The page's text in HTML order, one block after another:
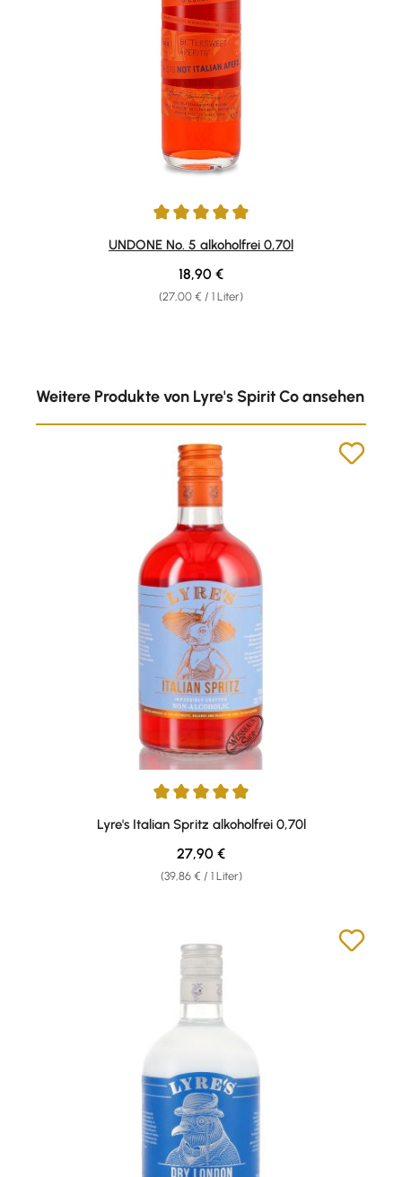
Durchschnittliche Bewertung von 5 von 5 Sternen
UNDONE No. 5 alkoholfrei 0,70l
(27,00 € / 1 Liter)
Regulärer Preis:
18,90 €
Weitere Produkte von Lyre's Spirit Co ansehen
Durchschnittliche Bewertung von 4.97 von 5 Sternen
Lyre's Italian Spritz alkoholfrei 0,70l
(39,86 € / 1 Liter)
Regulärer Preis:
27,90 €